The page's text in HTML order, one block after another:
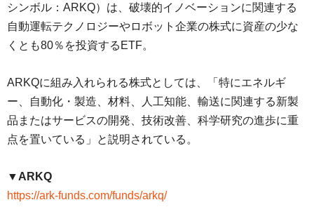
シンボル：ARKQ）は、破壊的イノベーションに関連する
自動運転テクノロジーやロボット企業の株式に資産の少な
くとも80％を投資するETF。
ARKQに組み入れられる株式としては、「特にエネルギ
ー、自動化・製造、材料、人工知能、輸送に関連する新製
品またはサービスの開発、技術改善、科学研究の進歩に重
点を置いている」と説明されている。
▼ARKQ
https://ark-funds.com/funds/arkq/